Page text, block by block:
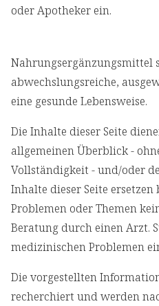
oder Apotheker ein.
Nahrungsergänzungsmittel
abwechslungsreiche,
eine gesunde Lebensweise.
Die Inhalte dieser Seite
allgemeinen Überblick -
Vollständigkeit - und/oder
Inhalte dieser Seite
Problemen oder Themen
Beratung durch einen Arzt.
medizinischen Problemen
Die vorgestellten
recherchiert und werden